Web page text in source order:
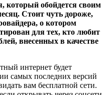
который обойдется своим
Стоит чуть дороже,
о котором
для тех, кто любит
внесенных в качестве
интернет будет
самых последних версий
вам бесплатной сети.